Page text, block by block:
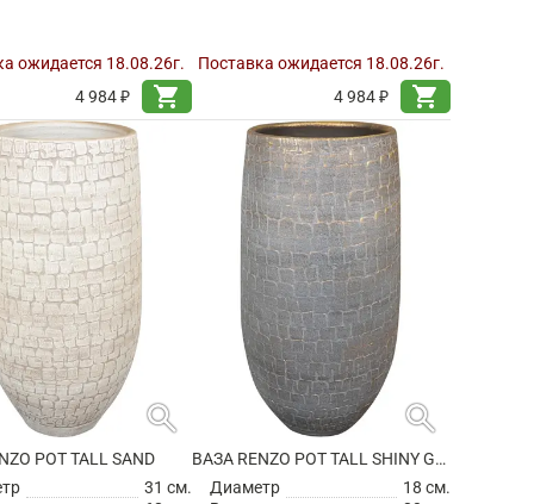
ожидается 18.08.26г.
4 984 ₽
shopping_cart
Поставка ожидается 18.08.26г.
4 984 ₽
shopping_cart
search
POT TALL SAND
31 см.
search
ВАЗА RENZO POT TALL SHINY GREY
Диаметр
18 см.